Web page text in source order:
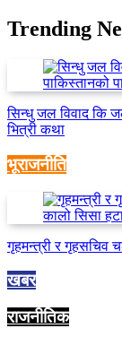
Trending
सिन्धु जल विवाद कि
भित्री कथा
भूराजनीति
गृहमन्त्री र गृहसचिव
खबर
राजनीतिक